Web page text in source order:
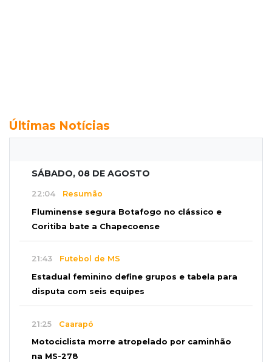
Últimas Notícias
SÁBADO, 08 DE AGOSTO
22:04 Resumão
Fluminense segura Botafogo no clássico e
Coritiba bate a Chapecoense
21:43 Futebol de MS
Estadual feminino define grupos e tabela para
disputa com seis equipes
21:25 Caarapó
Motociclista morre atropelado por caminhão
na MS-278